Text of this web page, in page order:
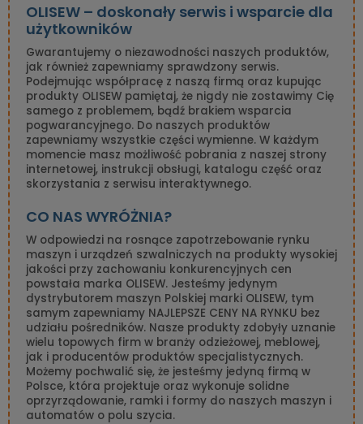
OLISEW – doskonały serwis i wsparcie dla
użytkowników
Gwarantujemy o niezawodności naszych produktów,
jak również zapewniamy sprawdzony serwis.
Podejmując współpracę z naszą firmą oraz kupując
produkty OLISEW pamiętaj, że nigdy nie zostawimy Cię
samego z problemem, bądź brakiem wsparcia
pogwarancyjnego. Do naszych produktów
zapewniamy wszystkie części wymienne. W każdym
momencie masz możliwość pobrania z naszej strony
internetowej, instrukcji obsługi, katalogu część oraz
skorzystania z serwisu interaktywnego.
CO NAS WYRÓŻNIA?
W odpowiedzi na rosnące zapotrzebowanie rynku
maszyn i urządzeń szwalniczych na produkty wysokiej
jakości przy zachowaniu konkurencyjnych cen
powstała marka OLISEW. Jesteśmy jedynym
dystrybutorem maszyn Polskiej marki OLISEW, tym
samym zapewniamy NAJLEPSZE CENY NA RYNKU bez
udziału pośredników. Nasze produkty zdobyły uznanie
wielu topowych firm w branży odzieżowej, meblowej,
jak i producentów produktów specjalistycznych.
Możemy pochwalić się, że jesteśmy jedyną firmą w
Polsce, która projektuje oraz wykonuje solidne
oprzyrządowanie, ramki i formy do naszych maszyn i
automatów o polu szycia.